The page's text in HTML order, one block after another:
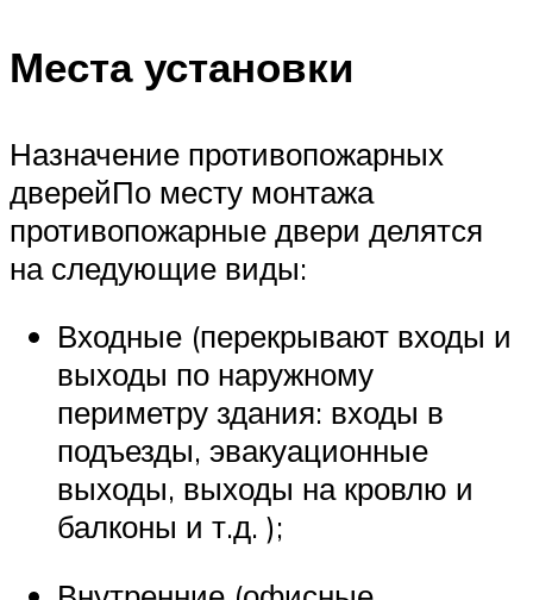
Места установки
Назначение противопожарных
дверейПо месту монтажа
противопожарные двери делятся
на следующие виды:
Входные (перекрывают входы и
выходы по наружному
периметру здания: входы в
подъезды, эвакуационные
выходы, выходы на кровлю и
балконы и т.д. );